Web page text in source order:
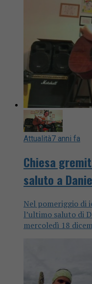
Attualità7 anni fa
Chiesa
saluto a
Nel pomeriggio di
l’ultimo saluto di
mercoledì 18